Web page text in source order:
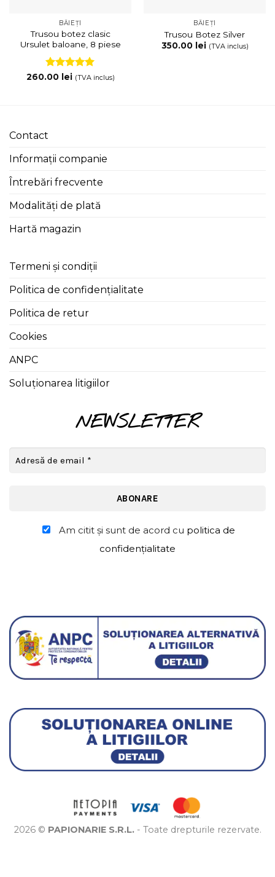
BĂIEȚI
Trusou botez clasic
Ursulet baloane, 8 piese
Evaluat la
260.00 lei (TVA inclus)
BĂIEȚI
Trusou Botez Silver
350.00
lei (TVA inclus)
Contact
Informații companie
Întrebări frecvente
Modalități de plată
Hartă magazin
Termeni și condiții
Politica de confidențialitate
Politica de retur
Cookies
ANPC
Soluționarea litigiilor
NEWSLETTER
Am citit şi sunt de acord cu politica de
confidențialitate
2026 © PAPIONARIE S.R.L.- Toate drepturile rezervate.